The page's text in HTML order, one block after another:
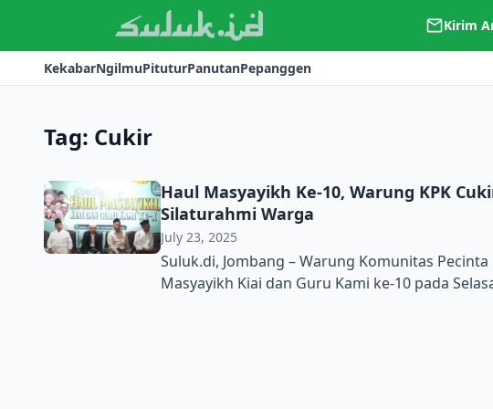
Kirim
KekabarNgilmuPituturPanutanPepanggen
Tag: Cukir
Haul Masyayikh Ke-10, Warung KPK
Silaturahmi Warga
July 23, 2025
Suluk.di, Jombang – Warung Komunitas
Masyayikh Kiai dan Guru Kami ke-10 pada